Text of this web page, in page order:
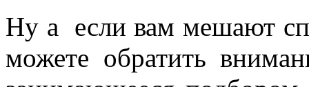
Ну а если вам мешают
можете обратить